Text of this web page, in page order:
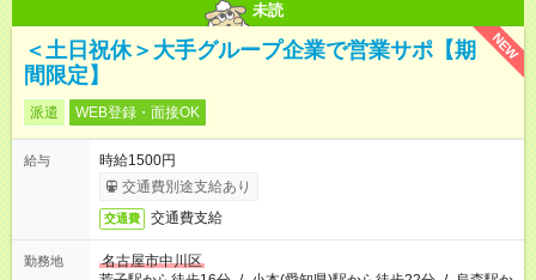
未読
NEW
＜土日祝休＞大手グループ企業で営業サポ【期
間限定】
派遣 WEB登録・面接OK
給与
時給1500円
交通費別途支給あり
交通費 交通費支給
勤務地
名古屋市中川区